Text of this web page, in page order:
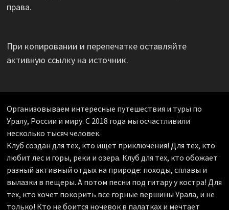
права.
При копировании и перепечатке оставляйте
активную ссылку на источник.
Организовываем интересные путешествия и туры по
Уралу, России и миру. С 2018 года мы осчастливили
несколько тысяч человек.
Клуб создан для тех, кто ищет приключения! Для тех, кто
любит лес и горы, реки и озера. Клуб для тех, кто обожает
разный активный отдых на природе: походы, сплавы и
вылазки в пещеры. А потом песни под гитару у костра! Для
тех, кто хочет покорить все горные вершины Урала, и не
только! Кто не боится ночевок в палатках и мечтает